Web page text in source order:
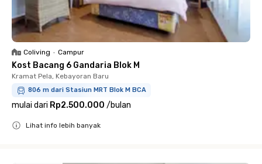
Coliving • Campur
Kost Bacang 6 Gandaria Blok M
Kramat Pela, Kebayoran Baru
806 m dari Stasiun MRT Blok M BCA
mulai dari Rp2.500.000 /bulan
Lihat info lebih banyak